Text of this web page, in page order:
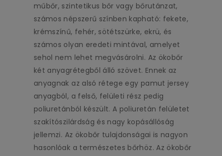
műbőr, szintetikus bőr vagy bőrutánzat,
számos népszerű színben kapható: fekete,
krémszínű, fehér, sötétszürke, ekrü, és
számos olyan eredeti mintával, amelyet
sehol nem lehet megvásárolni. Az ökobőr
két anyagrétegből álló szövet. Ennek az
anyagnak az alsó rétege egy pamut jersey
anyagból, a felső, felületi rész pedig
poliuretánból készült. A poliuretán felületet
szakítószilárdság és nagy kopásállóság
jellemzi. Az ökobőr tulajdonságai is nagyon
hasonlóak a természetes bőrhöz. Az ökobőr